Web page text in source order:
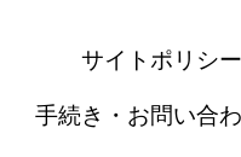
サイトポリシー
手続き・お問い合